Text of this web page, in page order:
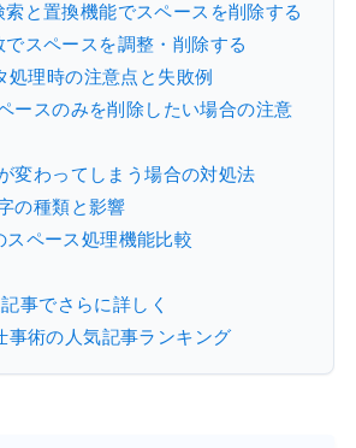
と置換機能でスペースを削除する
スペースを調整・削除する
処理時の注意点と失敗例
ースのみを削除したい場合の注意
変わってしまう場合の対処法
の種類と影響
ペース処理機能比較
事でさらに詳しく
術の人気記事ランキング